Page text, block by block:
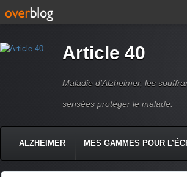
Article 40
Maladie d'Alzheimer, les
sensées protéger le malade.
ALZHEIMER MES GAMMES POUR